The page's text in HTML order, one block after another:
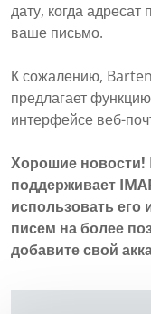
дату, когда адресат
ваше письмо.
К сожалению,
предлагает
интерфейсе веб-
Хорошие
поддерживает
использовать его
писем на более
добавите свой